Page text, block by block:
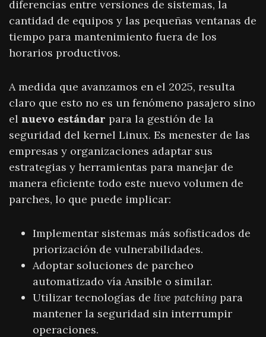
diferencias entre versiones de sistemas, la
cantidad de equipos y las pequeñas ventanas de
tiempo para mantenimiento fuera de los
horarios productivos.
A medida que avanzamos en el 2025, resulta
claro que esto no es un fenómeno pasajero sino
el nuevo estándar para la gestión de la
seguridad del kernel Linux. Es menester de las
empresas y organizaciones adaptar sus
estrategias y herramientas para manejar de
manera eficiente todo este nuevo volumen de
parches, lo que puede implicar:
Implementar sistemas más sofisticados de
priorización de vulnerabilidades.
Adoptar soluciones de parcheo
automatizado vía Ansible o similar.
Utilizar tecnologías de live patching para
mantener la seguridad sin interrumpir
operaciones.